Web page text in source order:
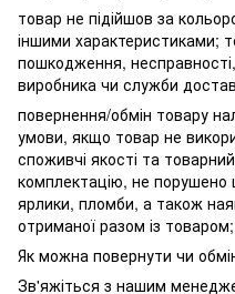
товар не підійшов за
іншими характеристиками;
пошкодження,
виробника чи служби
повернення/обмін товару
умови, якщо товар не
споживчі якості та
комплектацію, не порушено
ярлики, пломби, а також
отриманої разом із товаром;
Як можна повернути чи
Зв'яжіться з нашим